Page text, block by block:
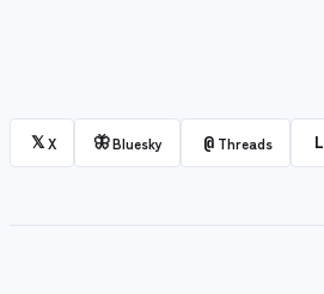
𝕏X 🦋Bluesky @ Threads L